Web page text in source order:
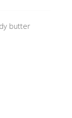
butter